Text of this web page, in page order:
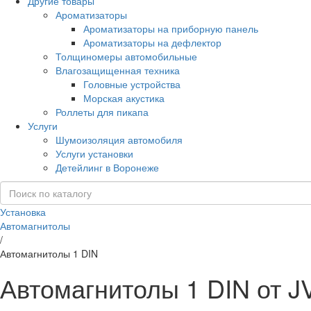
Ароматизаторы
Ароматизаторы на приборную панель
Ароматизаторы на дефлектор
Толщиномеры автомобильные
Влагозащищенная техника
Головные устройства
Морская акустика
Роллеты для пикапа
Услуги
Шумоизоляция автомобиля
Услуги установки
Детейлинг в Воронеже
Установка
Автомагнитолы
/
Автомагнитолы 1 DIN
Автомагнитолы 1 DIN от